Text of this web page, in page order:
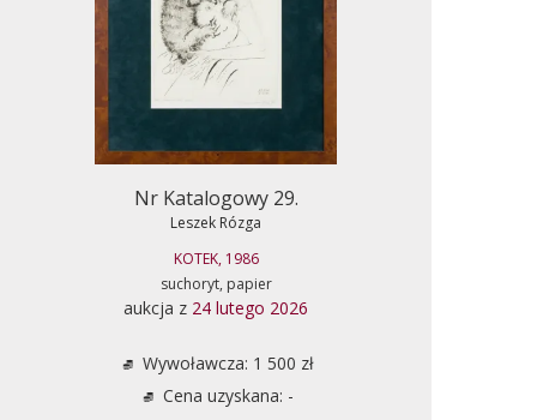
Nr Katalogowy 29.
Leszek Rózga
KOTEK, 1986
suchoryt, papier
aukcja z 24 lutego 2026
Wywoławcza: 1 500 zł
Cena uzyskana: -